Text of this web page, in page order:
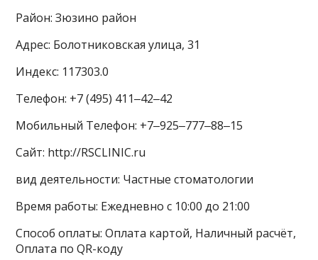
Район: Зюзино район
Адрес: Болотниковская улица, 31
Индекс: 117303.0
Телефон: +7 (495) 411‒42‒42
Мобильный Телефон: +7‒925‒777‒88‒15
Сайт: http://RSCLINIC.ru
вид деятельности: Частные стоматологии
Время работы: Ежедневно с 10:00 до 21:00
Способ оплаты: Оплата картой, Наличный расчёт,
Оплата по QR-коду